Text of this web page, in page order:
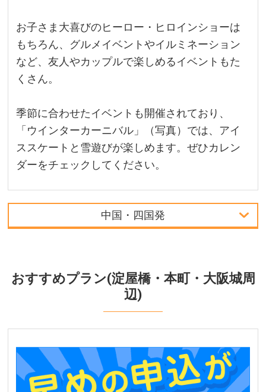
お子さま大喜びのヒーロー・ヒロインショーは
もちろん、グルメイベントやイルミネーション
など、友人やカップルで楽しめるイベントもた
くさん。
季節に合わせたイベントも開催されており、
「ウインターカーニバル」（写真）では、アイ
ススケートと雪遊びが楽しめます。ぜひカレン
ダーをチェックしてください。
中国・四国発
中部発
北陸発
中国・四国発
九州発
周辺の宿泊施設
おすすめプラン(淀屋橋・本町・大阪城周
辺)